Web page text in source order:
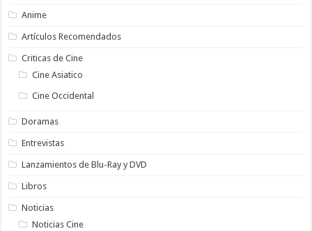
Anime
Artículos Recomendados
Criticas de Cine
Cine Asiatico
Cine Occidental
Doramas
Entrevistas
Lanzamientos de Blu-Ray y DVD
Libros
Noticias
Noticias Cine